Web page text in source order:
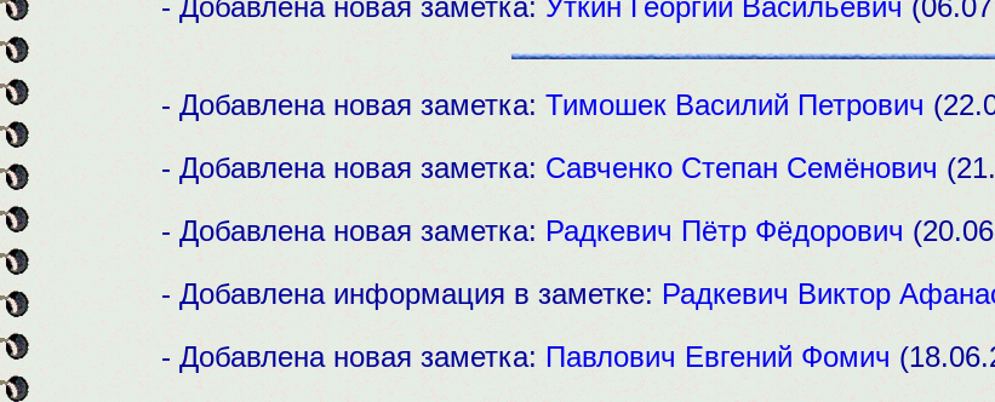
- Добавлена новая заметка: Уткин Георгий Васильевич
- Добавлена новая заметка: Тимошек Василий Петрович
- Добавлена новая заметка: Савченко Степан Семёнович
- Добавлена новая заметка: Радкевич Пётр Фёдорович
- Добавлена информация в заметке: Радкевич Виктор
- Добавлена новая заметка: Павлович Евгений Фомич